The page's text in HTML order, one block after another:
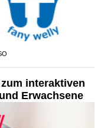
interaktiven
Erwachsene